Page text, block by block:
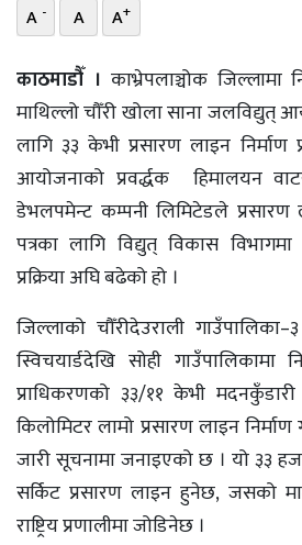
ऊर्जा
विशेष
A - A A+
काठमाडौँ । काभ्रेपलाञ्चोक जिल्लामा
माथिल्लो चौँरी खोला साना जलविद्युत्
लागि ३३ केभी प्रसारण लाइन निर्माण
आयोजनाको प्रवर्द्धक हिमालयन
डेभलपमेन्ट कम्पनी लिमिटेडले प्रसारण
पत्रका लागि विद्युत् विकास
प्रक्रिया अघि बढेको हो ।
जिल्लाको चौँरीदेउराली
स्विचयार्डदेखि सोही गाउँपालिकामा
प्राधिकरणको ३३/११ केभी
किलोमिटर लामो प्रसारण लाइन निर्माण
जारी सूचनामा जनाइएको छ । यो ३३
सर्किट प्रसारण लाइन हुनेछ, जसको
राष्ट्रिय प्रणालीमा जोडिनेछ ।